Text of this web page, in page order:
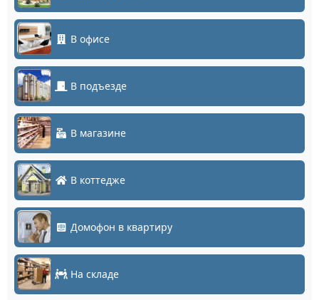
В офисе
В подъезде
В магазине
В коттедже
Домофон в квартиру
На складе